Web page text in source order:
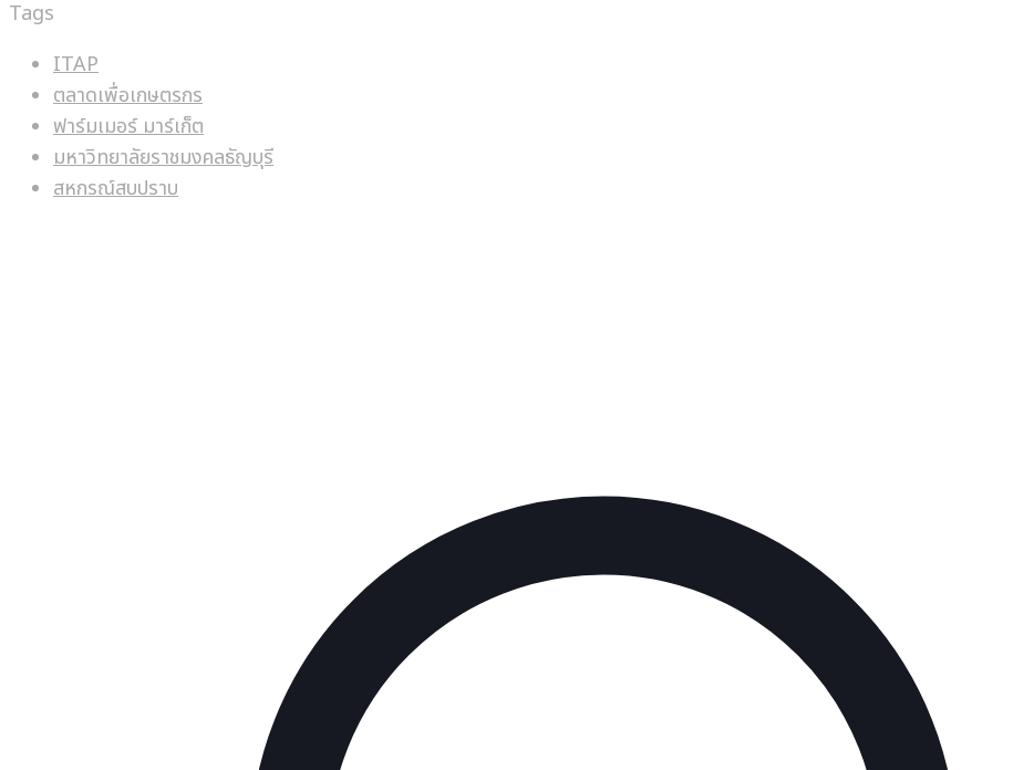
Tags
ITAP
ตลาดเพื่อเกษตรกร
ฟาร์มเมอร์ มาร์เก็ต
มหาวิทยาลัยราชมงคลธัญบุรี
สหกรณ์สบปราบ